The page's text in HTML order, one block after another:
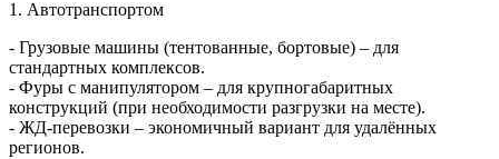
1. Автотранспортом
- Грузовые машины (тентованные, бортовые) – для
стандартных комплексов.
- Фуры с манипулятором – для крупногабаритных
конструкций (при необходимости разгрузки на месте).
- ЖД-перевозки – экономичный вариант для удалённых
регионов.